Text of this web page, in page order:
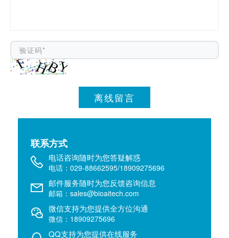
离线留言
联系方式
电话咨询随时为您答疑解惑
电话：029-88662595/18909275696
邮件服务随时为您反馈咨询信息
邮箱：sales@bioaitech.com
微信支持为您提供全方位沟通
微信：18909275696
QQ支持为您提供在线服务